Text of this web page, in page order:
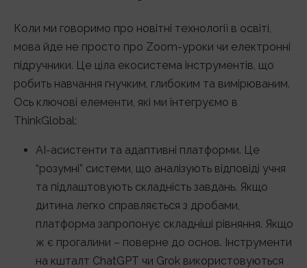
Коли ми говоримо про новітні технології в освіті,
мова йде не просто про Zoom-уроки чи електронні
підручники. Це ціла екосистема інструментів, що
робить навчання гнучким, глибоким та вимірюваним.
Ось ключові елементи, які ми інтегруємо в
ThinkGlobal:
AI-асистенти та адаптивні платформи. Це
“розумні” системи, що аналізують відповіді учня
та підлаштовують складність завдань. Якщо
дитина легко справляється з дробами,
платформа запропонує складніші рівняння. Якщо
ж є прогалини – поверне до основ. Інструменти
на кшталт ChatGPT чи Grok використовуються